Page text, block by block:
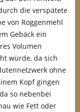
die verspätete
von Roggenmehl
Gebäck ein
Volumen
würde, da sich
ohne
Kopf gingen
so nebenbei
wie Fett oder